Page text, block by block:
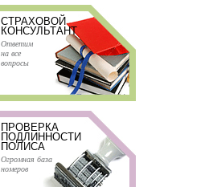
СТРАХОВОЙ
КОНСУЛЬТАНТ
Ответим
на все
вопросы
ПРОВЕРКА
ПОДЛИННОСТИ
ПОЛИСА
Огромная база
номеров